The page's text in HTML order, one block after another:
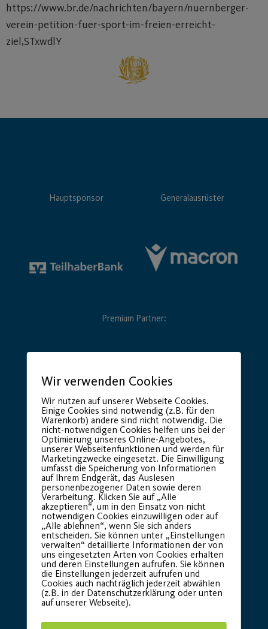
https://www.br.de/nachrichten/bayern/nuernberger-
verein-petition-fuer-sport-im-freien-erreicht-
ziel,STxwdlY
Hauptsponsor Generalausrüster
Premium Partner:
Basic Partner:
Wir verwenden Cookies
Wir nutzen auf unserer Webseite Cookies.
Einige Cookies sind notwendig (z.B. für den
Warenkorb) andere sind nicht notwendig. Die
nicht-notwendigen Cookies helfen uns bei der
Optimierung unseres Online-Angebotes,
unserer Webseitenfunktionen und werden für
Marketingzwecke eingesetzt. Die Einwilligung
umfasst die Speicherung von Informationen
auf Ihrem Endgerät, das Auslesen
personenbezogener Daten sowie deren
Verarbeitung. Klicken Sie auf „Alle
akzeptieren“, um in den Einsatz von nicht
notwendigen Cookies einzuwilligen oder auf
„Alle ablehnen“, wenn Sie sich anders
entscheiden. Sie können unter „Einstellungen
verwalten“ detaillierte Informationen der von
uns eingesetzten Arten von Cookies erhalten
und deren Einstellungen aufrufen. Sie können
die Einstellungen jederzeit aufrufen und
Cookies auch nachträglich jederzeit abwählen
(z.B. in der Datenschutzerklärung oder unten
auf unserer Webseite).